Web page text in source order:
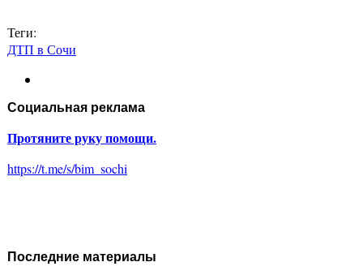
Теги:
ДТП в Сочи
Социальная реклама
Протяните руку помощи.
https://t.me/s/bim_sochi
Последние материалы